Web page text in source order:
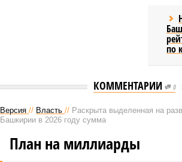
по
КОММЕНТАРИИ 0
Версия // Власть // Раскрыта выделенная на
Башкирии в 2026 году сумма
План на миллиарды